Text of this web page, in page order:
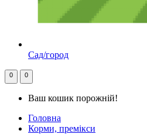
Сад/город
0 0
Ваш кошик порожній!
Головна
Корми, премікси